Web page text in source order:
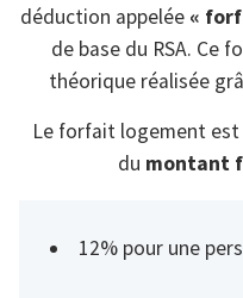
déduction appelée «
de base du RSA. Ce
théorique réalisée
Le forfait logement est
du montant
12% pour une